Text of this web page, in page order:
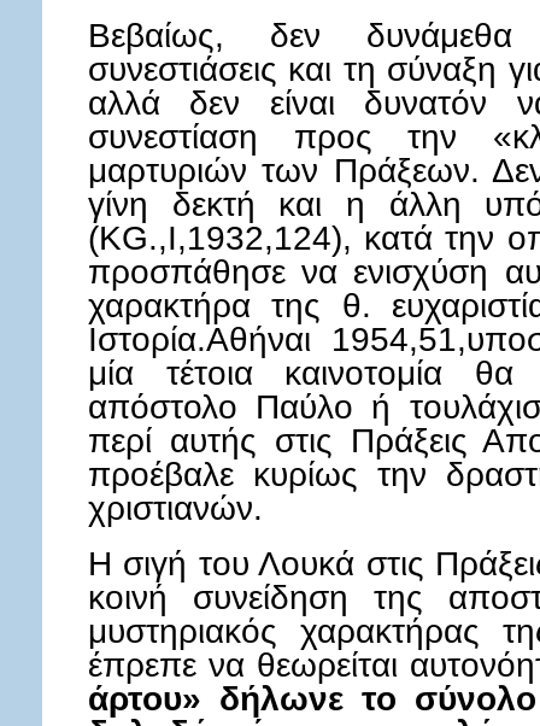
Βεβαίως, δεν δυνάμεθα
συνεστιάσεις και τη σύναξη
αλλά δεν είναι δυνατόν
συνεστίαση προς την
μαρτυριών των Πράξεων.
γίνη δεκτή και η άλλη
(KG.,I,1932,124), κατά την
προσπάθησε να ενισχύση
χαρακτήρα της θ.
Ιστορία.Αθήναι
μία τέτοια καινοτομία
απόστολο Παύλο ή
περί αυτής στις Πράξεις
προέβαλε κυρίως την
χριστιανών.
Η σιγή του Λουκά στις
κοινή συνείδηση της
μυστηριακός χαρακτήρας
έπρεπε να θεωρείται
άρτου» δήλωνε το